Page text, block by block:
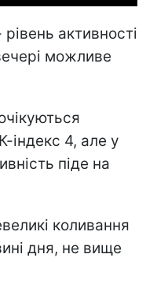
рівень активності
можливе
індекс 4, але у
піде на
коливання
дня, не вище